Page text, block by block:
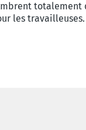
les travailleuses.